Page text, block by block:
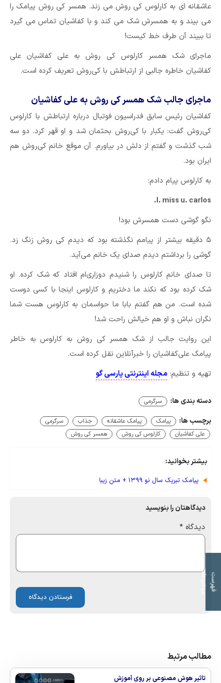
عاشقانه ای به کارلوس کی روش می زند. همسر کی روش پیامک را
می بیند و به همسرش شک می کند و با کفاشیان تماس می گیرد
تا ببیند آن طرف خط کیست!
ماجرای شک همسر کارلوس کی روش به علی کفاشیان علی
کفاشیان خاطره جالبی از ارتباطش با کی‌روش تعریف کرده است.
ماجرای جالب شک همسر کی روش به علی کفاشیان
کفاشیان رئیس سابق فدراسیون فوتبال درباره ارتباطش با کارلوس
کی‌روش گفت: یکبار با کی‌روش بحثمان شد و او قهر کرد. دو سه
شب گذشت و گفتم از دلش در بیاورم. آن موقع خانم کی‌روش هم
ایران بود.
به کارلوس پیام دادم:
I. miss u. carlos.
نگو گوشی دست همسرش بود!
۵ دقیقه بیشتر از پیامم نگذشته بود که دیدم کی روش زنگ زد.
گوشی را برداشتم دیدم صدای یک خانم می‌آید.
تا صدای خانم کارلوس را شنیدم دوزاری‌ام افتاد که شک کرده. او
شک کرده بود که نکند ما دختریم و کارلوس اینجا با کسی دوست
شده است. من هم گفتم بابا ما حواسمان به کارلوس هست شما
نگران نباش و او هم خیالش راحت شد!
این روایت جالب از شک همسر کی روش به کارلوس به خاطر
پیامک علی‌کفاشیان را خبرآنلاین نقل کرده است.
تهیه و تنظیم: مجله اینترنتی پارسی گو
ف
ه
ر
س
ت
م
و
ض
و
ع
ات
دسته بندی ها: سرگرمی
برچسب ها: پیامک پیامک عاشقانه جذاب
سرگرمی
علی کفاشیان
کارلوس کی روش همسر کی روش
بیشتر بخوانید:
پیامک تبریک سال نو ۱۳۹۹ + متن زیبا
دیدگاهتان را بنویسید
دیدگاه *
مطالب مرتبط
تاثیر هوش مصنوعی بر روی آموزش